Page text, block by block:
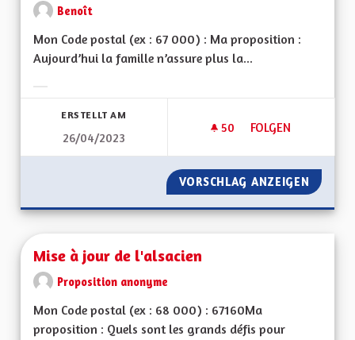
Benoît
Mon Code postal (ex : 67 000) : Ma proposition :
Aujourd’hui la famille n’assure plus la...
ERSTELLT AM
26/04/2023
50 50 FOLLOWER
FOLGEN
DES MOYENS
VORSCHLAG ANZEIGEN DES
Mise à jour de l'alsacien
Proposition anonyme
Mon Code postal (ex : 68 000) : 67160Ma
proposition : Quels sont les grands défis pour